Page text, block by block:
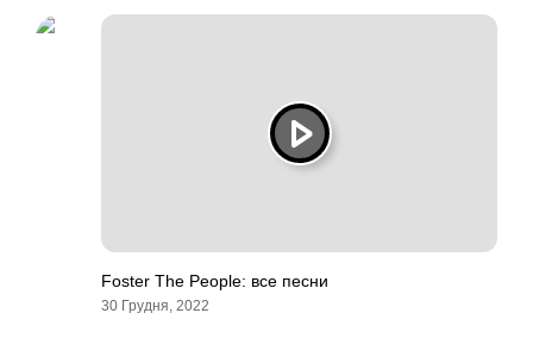
Foster The People: все песни
30 Грудня, 2022